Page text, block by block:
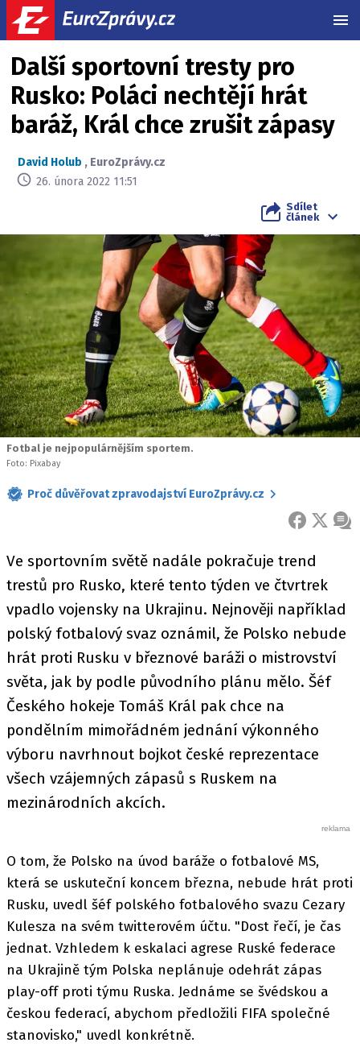
Další sportovní tresty pro
Rusko: Poláci nechtějí hrát
baráž, Král chce zrušit zápasy
David Holub , EuroZprávy.cz
26. února 2022 11:51
Sdílet
článek
Fotbal je nejpopulárnějším sportem.
Foto: Pixabay
Proč důvěřovat zpravodajství EuroZprávy.cz
FACEBOOK
X
Ve sportovním světě nadále pokračuje trend
trestů pro Rusko, které tento týden ve čtvrtrek
vpadlo vojensky na Ukrajinu. Nejnověji například
polský fotbalový svaz oznámil, že Polsko nebude
hrát proti Rusku v březnové baráži o mistrovství
světa, jak by podle původního plánu mělo. Šéf
Českého hokeje Tomáš Král pak chce na
pondělním mimořádném jednání výkonného
výboru navrhnout bojkot české reprezentace
všech vzájemných zápasů s Ruskem na
mezinárodních akcích.
O tom, že Polsko na úvod baráže o fotbalové MS,
která se uskuteční koncem března, nebude hrát proti
Rusku, uvedl šéf polského fotbalového svazu Cezary
Kulesza na svém twitterovém účtu. "Dost řečí, je čas
jednat. Vzhledem k eskalaci agrese Ruské federace
na Ukrajině tým Polska neplánuje odehrát zápas
play-off proti týmu Ruska. Jednáme se švédskou a
českou federací, abychom předložili FIFA společné
stanovisko," uvedl konkrétně.